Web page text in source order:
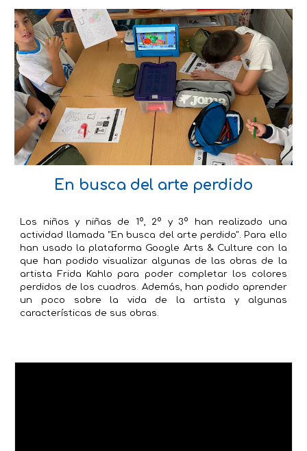
En busca del arte perdido
Los niños y niñas de 1º, 2º y 3º han realizado una
actividad llamada "En busca del arte perdido". Para ello
han usado la plataforma Google Arts & Culture con la
que han podido visualizar algunas de las obras de la
artista Frida Kahlo para poder completar los colores
perdidos de los cuadros. Además, han podido aprender
un poco sobre la vida de la artista y algunas
características de sus obras.